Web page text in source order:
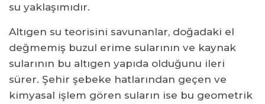
su yaklaşımıdır.
Altıgen su teorisini savunanlar, doğadaki el
değmemiş buzul erime sularının ve kaynak
sularının bu altıgen yapıda olduğunu ileri
sürer. Şehir şebeke hatlarından geçen ve
kimyasal işlem gören suların ise bu geometrik